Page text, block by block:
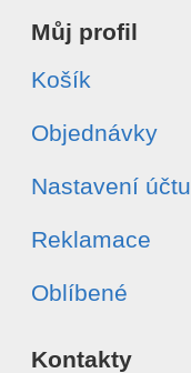
Můj profil
Košík
Objednávky
Nastavení účtu
Reklamace
Oblíbené
Kontakty